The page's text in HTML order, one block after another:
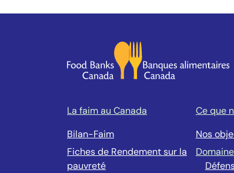
La faim au Canada
Bilan-Faim
Fiches de Rendement sur la
pauvreté
Ce que
Nos